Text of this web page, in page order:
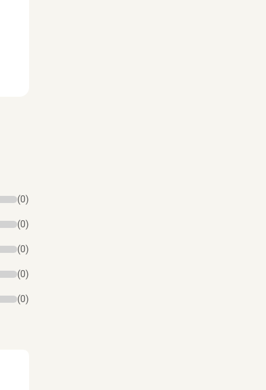
(0)
(0)
(0)
(0)
(0)